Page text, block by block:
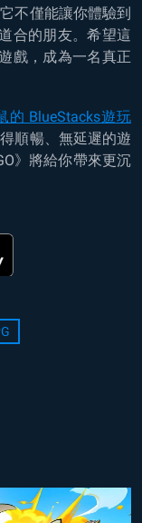
不僅能讓你體驗到
合的朋友。希望這
戲，成為一名真正
的 BlueStacks遊玩
順暢、無延遲的遊
》 將給你帶來更沉